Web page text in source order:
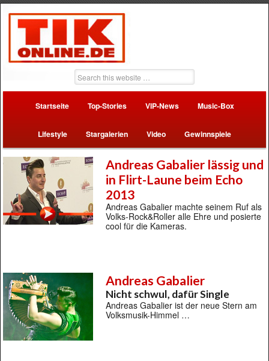
Startseite Top-Stories VIP-News Music-Box
Lifestyle Stargalerien Video Gewinnspiele
Andreas Gabalier lässig und
in Flirt-Laune beim Echo
2013
Andreas Gabalier machte seinem Ruf als
Volks-Rock&Roller alle Ehre und posierte
cool für die Kameras.
Andreas Gabalier
Nicht schwul, dafür Single
Andreas Gabalier ist der neue Stern am
Volksmusik-Himmel …